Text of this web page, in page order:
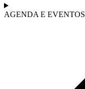
AGENDA E EVENTOS